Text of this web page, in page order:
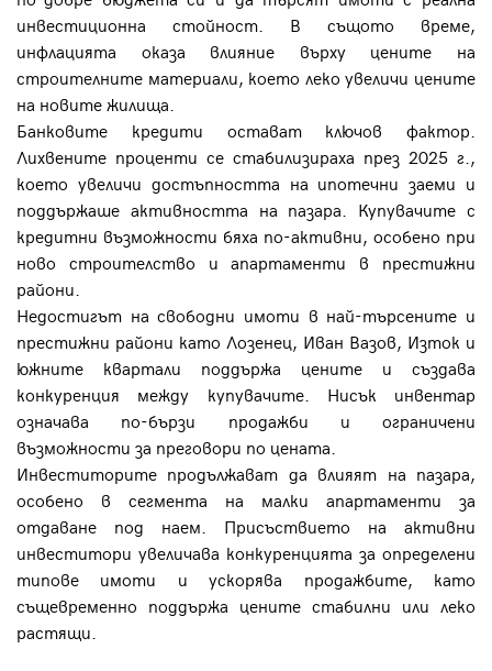
инвестиционна стойност. В същото време,
инфлацията оказа влияние върху цените на
строителните материали, което леко увеличи цените
на новите жилища.
Банковите кредити остават ключов фактор.
Лихвените проценти се стабилизираха през 2025 г.,
което увеличи достъпността на ипотечни заеми и
поддържаше активността на пазара. Купувачите с
кредитни възможности бяха по-активни, особено при
ново строителство и апартаменти в престижни
райони.
Недостигът на свободни имоти в най-търсените и
престижни райони като Лозенец, Иван Вазов, Изток и
южните квартали поддържа цените и създава
конкуренция между купувачите. Нисък инвентар
означава по-бързи продажби и ограничени
възможности за преговори по цената.
Инвеститорите продължават да влияят на пазара,
особено в сегмента на малки апартаменти за
отдаване под наем. Присъствието на активни
инвеститори увеличава конкуренцията за определени
типове имоти и ускорява продажбите, като
същевременно поддържа цените стабилни или леко
растящи.